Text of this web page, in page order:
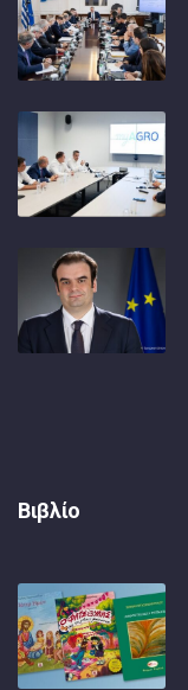
Βιβλίο